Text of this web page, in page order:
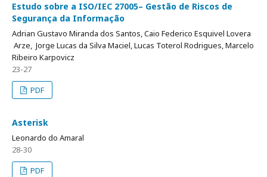
Estudo sobre a ISO/IEC 27005– Gestão de Riscos de
Segurança da Informação
Adrian Gustavo Miranda dos Santos, Caio Federico Esquivel Lovera
Arze, Jorge Lucas da Silva Maciel, Lucas Toterol Rodrigues, Marcelo
Ribeiro Karpovicz
23-27
PDF
Asterisk
Leonardo do Amaral
28-30
PDF